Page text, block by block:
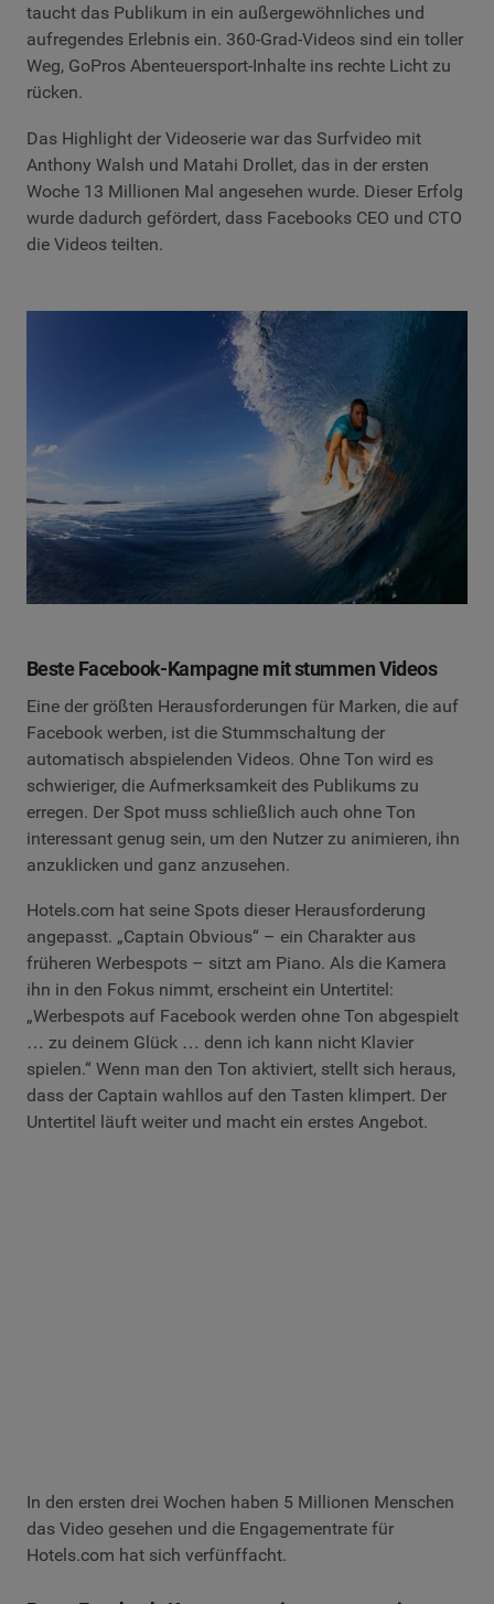
taucht das Publikum in ein außergewöhnliches und
aufregendes Erlebnis ein. 360-Grad-Videos sind ein toller
Weg, GoPros Abenteuersport-Inhalte ins rechte Licht zu
rücken.
Das Highlight der Videoserie war das Surfvideo mit
Anthony Walsh und Matahi Drollet, das in der ersten
Woche 13 Millionen Mal angesehen wurde. Dieser Erfolg
wurde dadurch gefördert, dass Facebooks CEO und CTO
die Videos teilten.
Beste Facebook-Kampagne mit stummen Videos
Eine der größten Herausforderungen für Marken, die auf
Facebook werben, ist die Stummschaltung der
automatisch abspielenden Videos. Ohne Ton wird es
schwieriger, die Aufmerksamkeit des Publikums zu
erregen. Der Spot muss schließlich auch ohne Ton
interessant genug sein, um den Nutzer zu animieren, ihn
anzuklicken und ganz anzusehen.
Hotels.com hat seine Spots dieser Herausforderung
angepasst. „Captain Obvious“ – ein Charakter aus
früheren Werbespots – sitzt am Piano. Als die Kamera
ihn in den Fokus nimmt, erscheint ein Untertitel:
„Werbespots auf Facebook werden ohne Ton abgespielt
… zu deinem Glück … denn ich kann nicht Klavier
spielen.“ Wenn man den Ton aktiviert, stellt sich heraus,
dass der Captain wahllos auf den Tasten klimpert. Der
Untertitel läuft weiter und macht ein erstes Angebot.
In den ersten drei Wochen haben 5 Millionen Menschen
das Video gesehen und die Engagementrate für
Hotels.com hat sich verfünffacht.